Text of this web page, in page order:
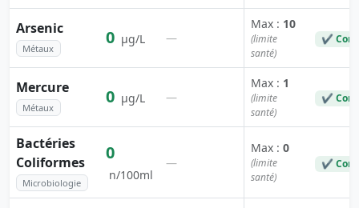
Arsenic
Métaux
0 µg/L —
Max : 10
(limite
santé)
✔
Mercure
Métaux
0 µg/L —
Max : 1
(limite
santé)
✔
Bactéries
Coliformes
Microbiologie
0
n/100ml
—
Max : 0
(limite
santé)
✔